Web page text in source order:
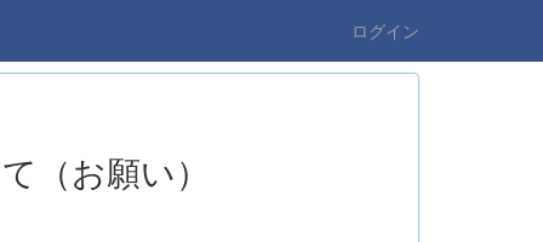
ログイン
（お願い）